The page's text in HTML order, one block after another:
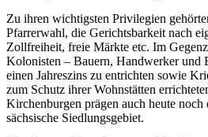
Zu ihren wichtigsten Privilegien
Pfarrerwahl, die Gerichtsbarkeit nach
Zollfreiheit, freie Märkte etc. Im
Kolonisten – Bauern, Handwerker und
einen Jahreszins zu entrichten sowie
zum Schutz ihrer Wohnstätten
Kirchenburgen prägen auch heute noch
sächsische Siedlungsgebiet.